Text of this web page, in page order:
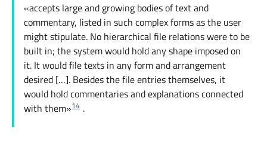
«accepts large and growing bodies of text and
commentary, listed in such complex forms as the user
might stipulate. No hierarchical file relations were to be
built in; the system would hold any shape imposed on
it. It would file texts in any form and arrangement
desired […]. Besides the file entries themselves, it
would hold commentaries and explanations connected
with them»14 .